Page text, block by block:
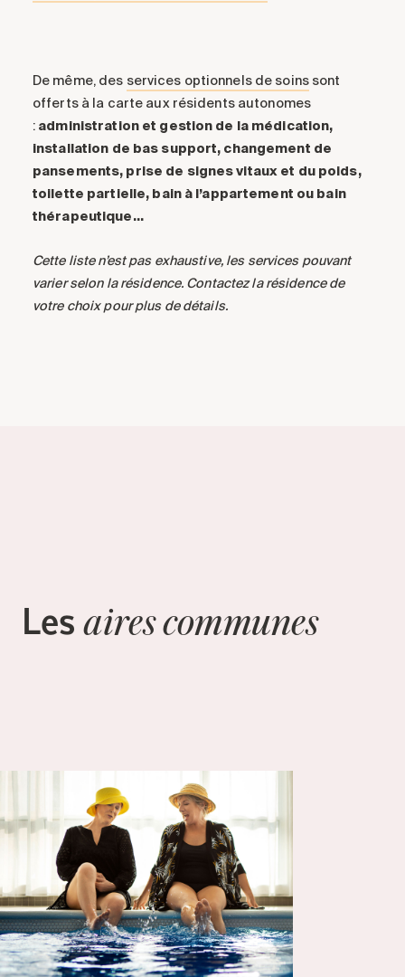
De même, des services optionnels de soinssont
offerts à la carte aux résidents autonomes
: administration et gestion de la médication,
installation de bas support, changement de
pansements, prise de signes vitaux et du poids,
toilette partielle, bain à l’appartement ou bain
thérapeutique…
Cette liste n’est pas exhaustive, les services pouvant
varier selon la résidence. Contactez la résidence de
votre choix pour plus de détails.
Lesaires communes